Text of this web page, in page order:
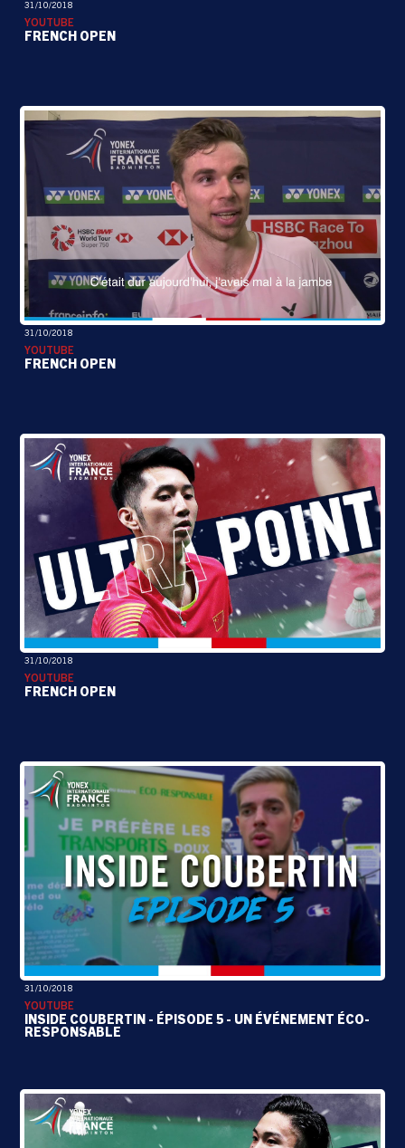
31/10/2018
YOUTUBE
FRENCH OPEN
31/10/2018
YOUTUBE
FRENCH OPEN
31/10/2018
YOUTUBE
FRENCH OPEN
31/10/2018
YOUTUBE
INSIDE COUBERTIN - ÉPISODE 5 - UN ÉVÉNEMENT ÉCO-
RESPONSABLE